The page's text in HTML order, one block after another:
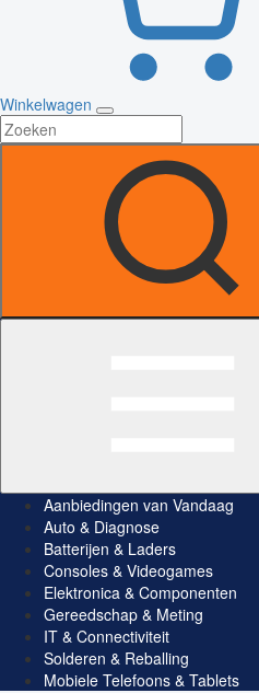
Winkelwagen
Aanbiedingen van Vandaag
Auto & Diagnose
Batterijen & Laders
Consoles & Videogames
Elektronica & Componenten
Gereedschap & Meting
IT & Connectiviteit
Solderen & Reballing
Mobiele Telefoons & Tablets